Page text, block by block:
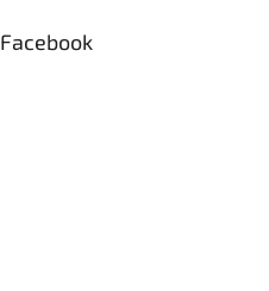
Facebook